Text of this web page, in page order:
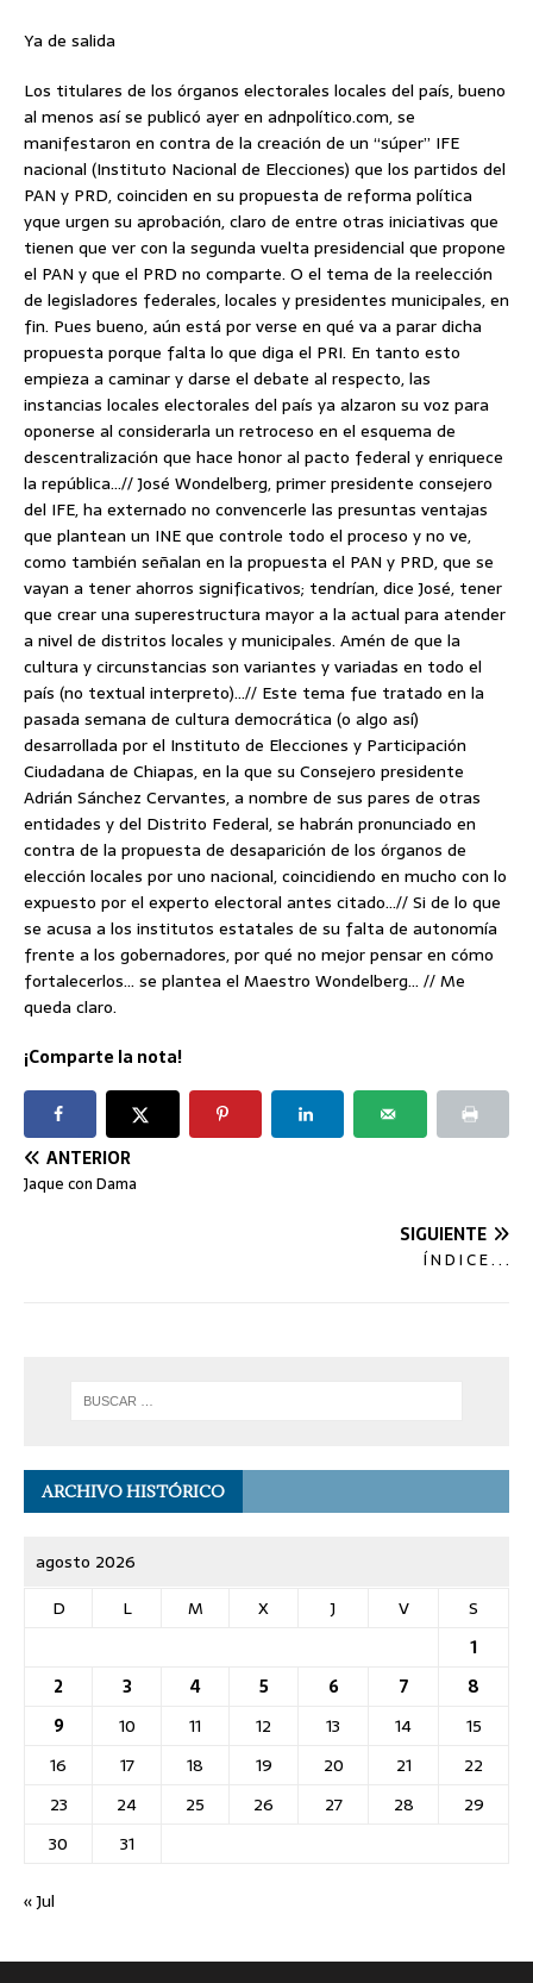
Ya de salida
Los titulares de los órganos electorales locales del país, bueno
al menos así se publicó ayer en adnpolítico.com, se
manifestaron en contra de la creación de un “súper” IFE
nacional (Instituto Nacional de Elecciones) que los partidos del
PAN y PRD, coinciden en su propuesta de reforma política
yque urgen su aprobación, claro de entre otras iniciativas que
tienen que ver con la segunda vuelta presidencial que propone
el PAN y que el PRD no comparte. O el tema de la reelección
de legisladores federales, locales y presidentes municipales, en
fin. Pues bueno, aún está por verse en qué va a parar dicha
propuesta porque falta lo que diga el PRI. En tanto esto
empieza a caminar y darse el debate al respecto, las
instancias locales electorales del país ya alzaron su voz para
oponerse al considerarla un retroceso en el esquema de
descentralización que hace honor al pacto federal y enriquece
la república…// José Wondelberg, primer presidente consejero
del IFE, ha externado no convencerle las presuntas ventajas
que plantean un INE que controle todo el proceso y no ve,
como también señalan en la propuesta el PAN y PRD, que se
vayan a tener ahorros significativos; tendrían, dice José, tener
que crear una superestructura mayor a la actual para atender
a nivel de distritos locales y municipales. Amén de que la
cultura y circunstancias son variantes y variadas en todo el
país (no textual interpreto)…// Este tema fue tratado en la
pasada semana de cultura democrática (o algo así)
desarrollada por el Instituto de Elecciones y Participación
Ciudadana de Chiapas, en la que su Consejero presidente
Adrián Sánchez Cervantes, a nombre de sus pares de otras
entidades y del Distrito Federal, se habrán pronunciado en
contra de la propuesta de desaparición de los órganos de
elección locales por uno nacional, coincidiendo en mucho con lo
expuesto por el experto electoral antes citado…// Si de lo que
se acusa a los institutos estatales de su falta de autonomía
frente a los gobernadores, por qué no mejor pensar en cómo
fortalecerlos… se plantea el Maestro Wondelberg… // Me
queda claro.
¡Comparte la nota!
ANTERIOR
Jaque con Dama
SIGUIENTE
Í N D I C E . . .
ARCHIVO HISTÓRICO
agosto 2026
D
L M X J V
S
1
2
3 4 5 6 7
8
9
10 11 12 13 14
15
16
17 18 19 20 21
22
23
24 25 26 27 28
29
30
31
« Jul